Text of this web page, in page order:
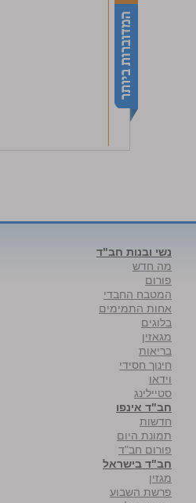
נשי ובנות חב"ד
מה חדש
פורום
המטבח החבדי
אחות התמימים
בלוגים
מגאזין
בריאות
חינוך חסידי
וידאו
סטיילינג
חב"ד אינפו
חדשות
תמונת היום
פורום חב"ד
חב"ד בישראל
מגזין
פרשת השבוע